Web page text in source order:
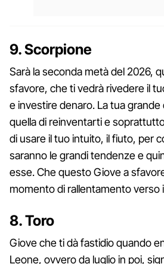
9. Scorpione
Sarà la seconda metà del 2026,
sfavore, che ti vedrà rivedere il
e investire denaro. La tua
quella di reinventarti e
di usare il tuo intuito, il fiuto, per
saranno le grandi tendenze e
esse. Che questo Giove a
momento di rallentamento verso
8. Toro
Giove che ti dà fastidio quando
Leone, ovvero da luglio in poi,